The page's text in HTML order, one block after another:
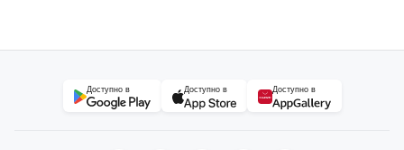
Доступно в Доступно в Доступно в